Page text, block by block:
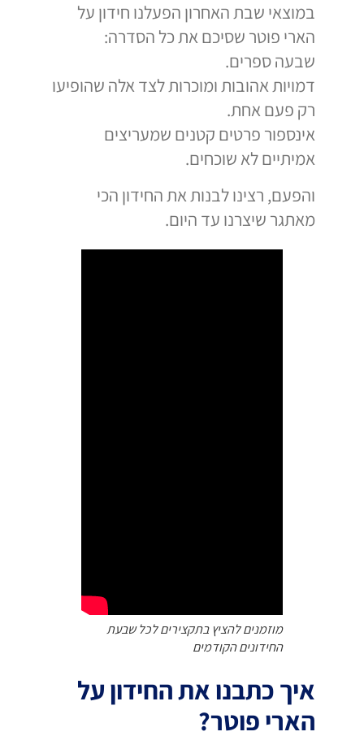
במוצאי שבת האחרון הפעלנו חידון על
הארי פוטר שסיכם את כל הסדרה:
שבעה ספרים.
דמויות אהובות ומוכרות לצד אלה שהופיעו
רק פעם אחת.
אינספור פרטים קטנים שמעריצים
אמיתיים לא שוכחים.
והפעם, רצינו לבנות את החידון הכי
מאתגר שיצרנו עד היום.
מוזמנים להציץ בתקצירים לכל שבעת
החידונים הקודמים
איך כתבנו את החידון על
הארי פוטר?